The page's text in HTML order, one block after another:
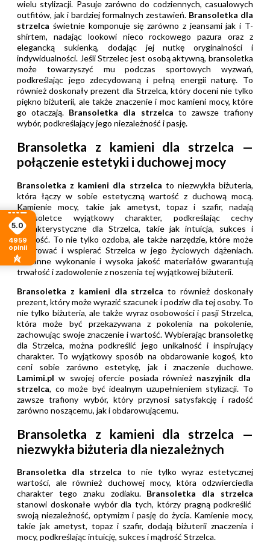
wielu stylizacji. Pasuje zarówno do codziennych, casualowych
outfitów, jak i bardziej formalnych zestawień. Bransoletka dla
strzelca świetnie komponuje się zarówno z jeansami jak i T-
shirtem, nadając lookowi nieco rockowego pazura oraz z
elegancką sukienką, dodając jej nutkę oryginalności i
indywidualności. Jeśli Strzelec jest osobą aktywną, bransoletka
może towarzyszyć mu podczas sportowych wyzwań,
podkreślając jego zdecydowaną i pełną energii naturę. To
również doskonały prezent dla Strzelca, który doceni nie tylko
piękno biżuterii, ale także znaczenie i moc kamieni mocy, które
go otaczają. Bransoletka dla strzelca to zawsze trafiony
wybór, podkreślający jego niezależność i pasję.
Bransoletka z kamieni dla strzelca —
połączenie estetyki i duchowej mocy
Bransoletka z kamieni dla strzelca to niezwykła biżuteria,
która łączy w sobie estetyczną wartość z duchową mocą.
Kamienie mocy, takie jak ametyst, topaz i szafir, nadają
bransoletce wyjątkowy charakter, podkreślając cechy
charakterystyczne dla Strzelca, takie jak intuicja, sukces i
mądrość. To nie tylko ozdoba, ale także narzędzie, które może
inspirować i wspierać Strzelca w jego życiowych dążeniach.
Staranne wykonanie i wysoka jakość materiałów gwarantują
trwałość i zadowolenie z noszenia tej wyjątkowej biżuterii.
Bransoletka z kamieni dla strzelca to również doskonały
prezent, który może wyrazić szacunek i podziw dla tej osoby. To
nie tylko biżuteria, ale także wyraz osobowości i pasji Strzelca,
która może być przekazywana z pokolenia na pokolenie,
zachowując swoje znaczenie i wartość. Wybierając bransoletkę
dla Strzelca, można podkreślić jego unikalność i inspirujący
charakter. To wyjątkowy sposób na obdarowanie kogoś, kto
ceni sobie zarówno estetykę, jak i znaczenie duchowe.
Lamimi.pl w swojej ofercie posiada również naszyjnik dla
strzelca, co może być idealnym uzupełnieniem stylizacji. To
zawsze trafiony wybór, który przynosi satysfakcję i radość
zarówno noszącemu, jak i obdarowującemu.
Bransoletka z kamieni dla strzelca —
niezwykła biżuteria dla niezależnych
Bransoletka dla strzelca to nie tylko wyraz estetycznej
wartości, ale również duchowej mocy, która odzwierciedla
charakter tego znaku zodiaku. Bransoletka dla strzelca
stanowi doskonałe wybór dla tych, którzy pragną podkreślić
swoją niezależność, optymizm i pasję do życia. Kamienie mocy,
takie jak ametyst, topaz i szafir, dodają biżuterii znaczenia i
mocy, podkreślając intuicję, sukces i mądrość Strzelca.
5.0
4959
opinii